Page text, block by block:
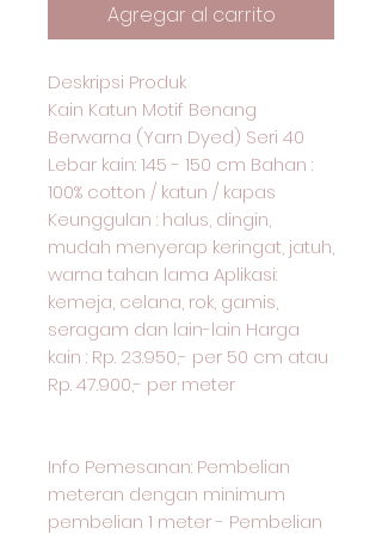
Agregar al carrito
Deskripsi Produk
Kain Katun Motif Benang
Berwarna (Yarn Dyed) Seri 40
Lebar kain: 145 - 150 cm Bahan :
100% cotton / katun / kapas
Keunggulan : halus, dingin,
mudah menyerap keringat, jatuh,
warna tahan lama Aplikasi:
kemeja, celana, rok, gamis,
seragam dan lain-lain Harga
kain : Rp. 23.950,- per 50 cm atau
Rp. 47.900,- per meter
Info Pemesanan: Pembelian
meteran dengan minimum
pembelian 1 meter - Pembelian